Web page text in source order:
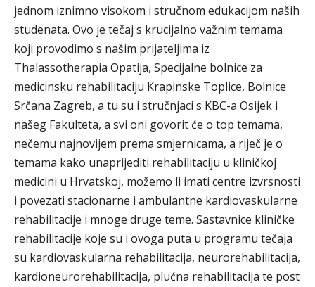
jednom iznimno visokom i stručnom edukacijom naših
studenata. Ovo je tečaj s krucijalno važnim temama
koji provodimo s našim prijateljima iz
Thalassotherapia Opatija, Specijalne bolnice za
medicinsku rehabilitaciju Krapinske Toplice, Bolnice
Srčana Zagreb, a tu su i stručnjaci s KBC-a Osijek i
našeg Fakulteta, a svi oni govorit će o top temama,
nečemu najnovijem prema smjernicama, a riječ je o
temama kako unaprijediti rehabilitaciju u kliničkoj
medicini u Hrvatskoj, možemo li imati centre izvrsnosti
i povezati stacionarne i ambulantne kardiovaskularne
rehabilitacije i mnoge druge teme. Sastavnice kliničke
rehabilitacije koje su i ovoga puta u programu tečaja
su kardiovaskularna rehabilitacija, neurorehabilitacija,
kardioneurorehabilitacija, plućna rehabilitacija te post